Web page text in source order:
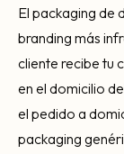
El packaging de
branding más
cliente recibe tu
en el domicilio
el pedido a
packaging